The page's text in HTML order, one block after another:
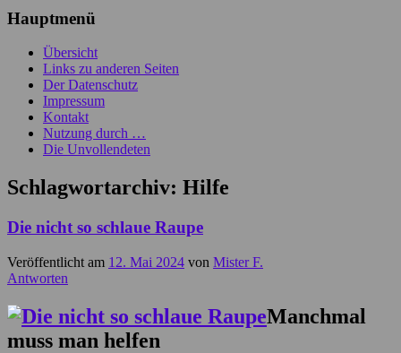
Hauptmenü
Übersicht
Links zu anderen Seiten
Der Datenschutz
Impressum
Kontakt
Nutzung durch …
Die Unvollendeten
Schlagwortarchiv: Hilfe
Die nicht so schlaue Raupe
Veröffentlicht am 12. Mai 2024 von Mister F.
Antworten
Manchmal
muss man helfen